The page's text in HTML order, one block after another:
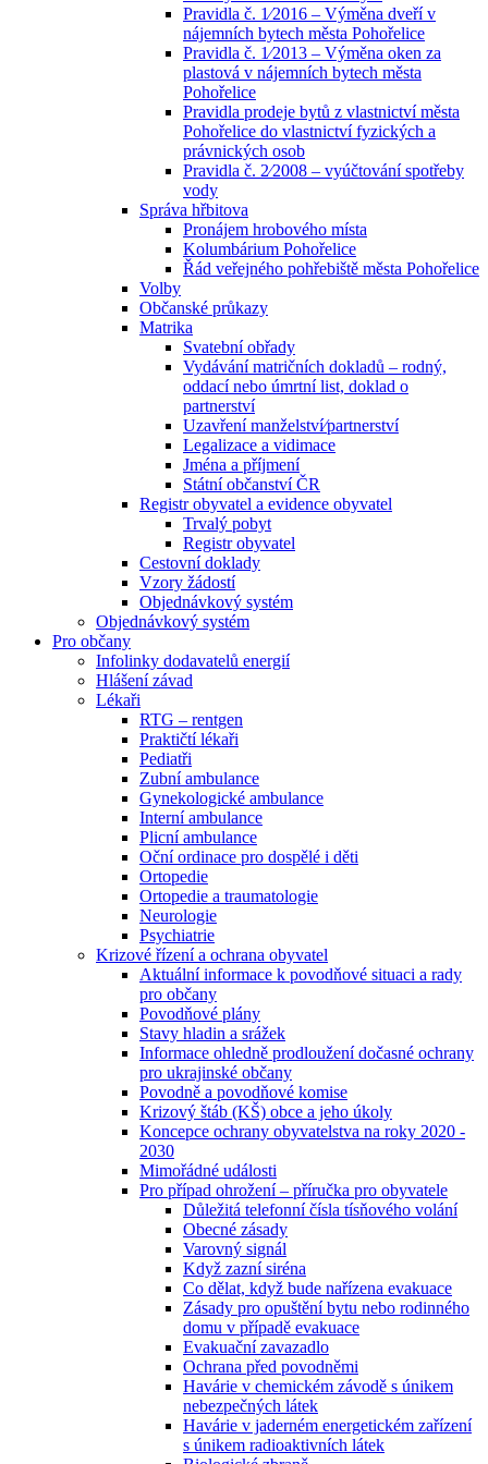
Pravidla č. 1⁄2016 – Výměna dveří v
nájemních bytech města Pohořelice
Pravidla č. 1⁄2013 – Výměna oken za
plastová v nájemních bytech města
Pohořelice
Pravidla prodeje bytů z vlastnictví města
Pohořelice do vlastnictví fyzických a
právnických osob
Pravidla č. 2⁄2008 – vyúčtování spotřeby
vody
Správa hřbitova
Pronájem hrobového místa
Kolumbárium Pohořelice
Řád veřejného pohřebiště města Pohořelice
Volby
Občanské průkazy
Matrika
Svatební obřady
Vydávání matričních dokladů – rodný,
oddací nebo úmrtní list, doklad o
partnerství
Uzavření manželství⁄partnerství
Legalizace a vidimace
Jména a příjmení
Státní občanství ČR
Registr obyvatel a evidence obyvatel
Trvalý pobyt
Registr obyvatel
Cestovní doklady
Vzory žádostí
Objednávkový systém
Objednávkový systém
Pro občany
Infolinky dodavatelů energií
Hlášení závad
Lékaři
RTG – rentgen
Praktičtí lékaři
Pediatři
Zubní ambulance
Gynekologické ambulance
Interní ambulance
Plicní ambulance
Oční ordinace pro dospělé i děti
Ortopedie
Ortopedie a traumatologie
Neurologie
Psychiatrie
Krizové řízení a ochrana obyvatel
Aktuální informace k povodňové situaci a rady
pro občany
Povodňové plány
Stavy hladin a srážek
Informace ohledně prodloužení dočasné ochrany
pro ukrajinské občany
Povodně a povodňové komise
Krizový štáb (KŠ) obce a jeho úkoly
Koncepce ochrany obyvatelstva na roky 2020 -
2030
Mimořádné události
Pro případ ohrožení – příručka pro obyvatele
Důležitá telefonní čísla tísňového volání
Obecné zásady
Varovný signál
Když zazní siréna
Co dělat, když bude nařízena evakuace
Zásady pro opuštění bytu nebo rodinného
domu v případě evakuace
Evakuační zavazadlo
Ochrana před povodněmi
Havárie v chemickém závodě s únikem
nebezpečných látek
Havárie v jaderném energetickém zařízení
s únikem radioaktivních látek